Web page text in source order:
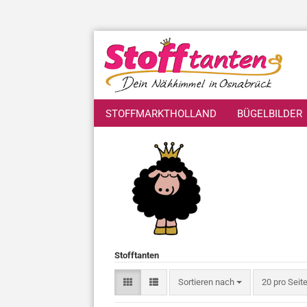
STOFFMARKTHOLLAND BÜGELBILDER
Stofftanten
Sortieren nach
Sortieren nach 20 pro Seite
pro Seite